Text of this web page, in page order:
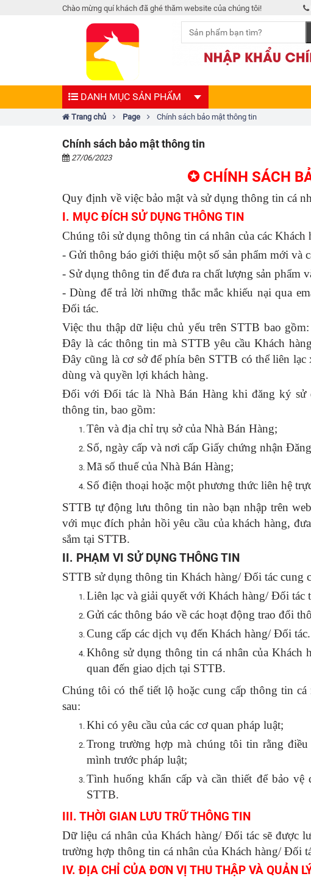
Chào mừng quí khách đã ghé thăm website của chúng tôi!
DANH MỤC SẢN PHẨM
Trang chủ Page Chính sách bảo mật thông tin
Chính sách bảo mật thông tin
27/06/2023
✪ CHÍNH SÁCH
Quy định về việc bảo mật và sử dụng thông tin cá
I. MỤC ĐÍCH SỬ DỤNG THÔNG TIN
Chúng tôi sử dụng thông tin cá nhân của các
- Gửi thông báo giới thiệu một số sản phẩm mới và
- Sử dụng thông tin để đưa ra chất lượng sản phẩm
- Dùng để trả lời những thắc mắc khiếu nại qua
Đối tác.
Việc thu thập dữ liệu chủ yếu trên STTB bao
Đây là các thông tin mà STTB yêu cầu Khách
Đây cũng là cơ sở để phía bên STTB có thể liên
dùng và quyền lợi khách hàng.
Đối với Đối tác là Nhà Bán Hàng khi đăng ký sử
thông tin, bao gồm:
Tên và địa chỉ trụ sở của Nhà Bán Hàng;
Số, ngày cấp và nơi cấp Giấy chứng nhận
Mã số thuế của Nhà Bán Hàng;
Số điện thoại hoặc một phương thức liên hệ
STTB tự động lưu thông tin nào bạn nhập trên
với mục đích phản hồi yêu cầu của khách hàng,
sắm tại STTB.
II. PHẠM VI SỬ DỤNG THÔNG TIN
STTB sử dụng thông tin Khách hàng/ Đối tác cung
Liên lạc và giải quyết với Khách hàng/ Đối tác
Gửi các thông báo về các hoạt động trao đổi
Cung cấp các dịch vụ đến Khách hàng/ Đối tác.
Không sử dụng thông tin cá nhân của Khách
quan đến giao dịch tại STTB.
Chúng tôi có thể tiết lộ hoặc cung cấp thông tin
sau:
Khi có yêu cầu của các cơ quan pháp luật;
Trong trường hợp mà chúng tôi tin rằng
mình trước pháp luật;
Tình huống khẩn cấp và cần thiết để bảo vệ
STTB.
III. THỜI GIAN LƯU TRỮ THÔNG TIN
Dữ liệu cá nhân của Khách hàng/ Đối tác sẽ được
trường hợp thông tin cá nhân của Khách hàng/ Đối
IV. ĐỊA CHỈ CỦA ĐƠN VỊ THU THẬP VÀ QUẢN